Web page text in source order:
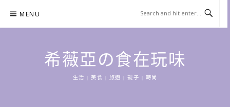
content
MENU
希薇亞の食在玩味
生活 | 美食 | 旅遊 | 親子 | 時尚